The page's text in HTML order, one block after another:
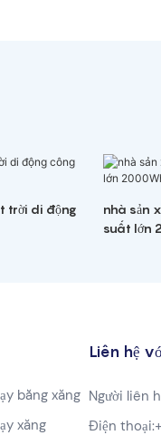
trời di động
nhà sản
suất lớn
bằng xăng
xăng
Liên hệ
Người liên
Điện thoại: